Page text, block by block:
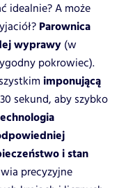
idealnie? A może
Parownica
wyprawy (w
pokrowiec).
imponującą
sekund, aby szybko
i stan
precyzyjne